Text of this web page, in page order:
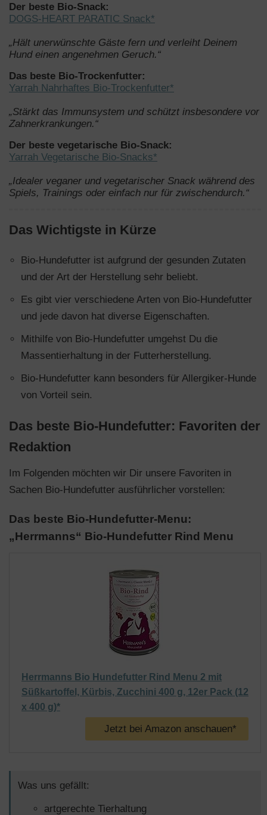
Der beste Bio-Snack:
DOGS-HEART PARATIC Snack*
„Hält unerwünschte Gäste fern und verleiht Deinem
Hund einen angenehmen Geruch.“
Das beste Bio-Trockenfutter:
Yarrah Nahrhaftes Bio-Trockenfutter*
„Stärkt das Immunsystem und schützt insbesondere vor
Zahnerkrankungen.“
Der beste vegetarische Bio-Snack:
Yarrah Vegetarische Bio-Snacks*
„Idealer veganer und vegetarischer Snack während des
Spiels, Trainings oder einfach nur für zwischendurch.“
Das Wichtigste in Kürze
Bio-Hundefutter ist aufgrund der gesunden Zutaten
und der Art der Herstellung sehr beliebt.
Es gibt vier verschiedene Arten von Bio-Hundefutter
und jede davon hat diverse Eigenschaften.
Mithilfe von Bio-Hundefutter umgehst Du die
Massentierhaltung in der Futterherstellung.
Bio-Hundefutter kann besonders für Allergiker-Hunde
von Vorteil sein.
Das beste Bio-Hundefutter: Favoriten der
Redaktion
Im Folgenden möchten wir Dir unsere Favoriten in
Sachen Bio-Hundefutter ausführlicher vorstellen:
Das beste Bio-Hundefutter-Menu:
„Herrmanns“ Bio-Hundefutter Rind Menu
Herrmanns Bio Hundefutter Rind Menu 2 mit
Süßkartoffel, Kürbis, Zucchini 400 g, 12er Pack (12
x 400 g)*
Jetzt bei Amazon anschauen*
Was uns gefällt:
artgerechte Tierhaltung